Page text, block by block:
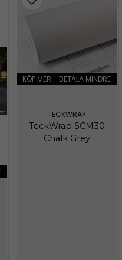
KÖP MER - BETALA MINDRE
TECKWRAP
TeckWrap SCM30
Chalk Grey